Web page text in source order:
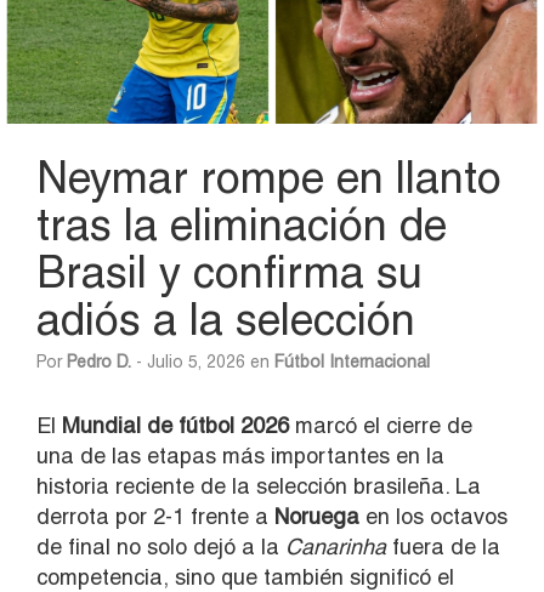
Neymar rompe en llanto
tras la eliminación de
Brasil y confirma su
adiós a la selección
Por Pedro D. - Julio 5, 2026 en Fútbol Internacional
El Mundial de fútbol 2026marcó el cierre de
una de las etapas más importantes en la
historia reciente de la selección brasileña. La
derrota por 2-1 frente a Noruega en los octavos
de final no solo dejó a la Canarinhafuera de la
competencia, sino que también significó el